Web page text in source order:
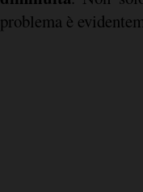
problema è